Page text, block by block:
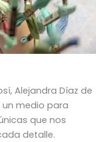
Alejandra Díaz de
medio para
que nos
detalle.